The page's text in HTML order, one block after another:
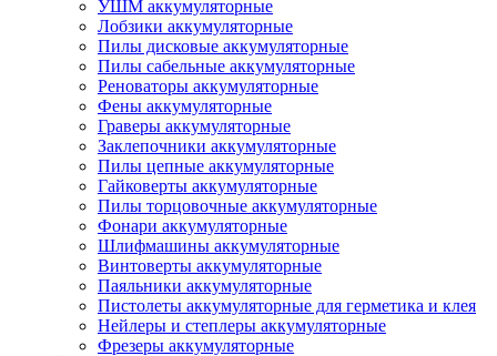
УШМ аккумуляторные
Лобзики аккумуляторные
Пилы дисковые аккумуляторные
Пилы сабельные аккумуляторные
Реноваторы аккумуляторные
Фены аккумуляторные
Граверы аккумуляторные
Заклепочники аккумуляторные
Пилы цепные аккумуляторные
Гайковерты аккумуляторные
Пилы торцовочные аккумуляторные
Фонари аккумуляторные
Шлифмашины аккумуляторные
Винтоверты аккумуляторные
Паяльники аккумуляторные
Пистолеты аккумуляторные для герметика и клея
Нейлеры и степлеры аккумуляторные
Фрезеры аккумуляторные